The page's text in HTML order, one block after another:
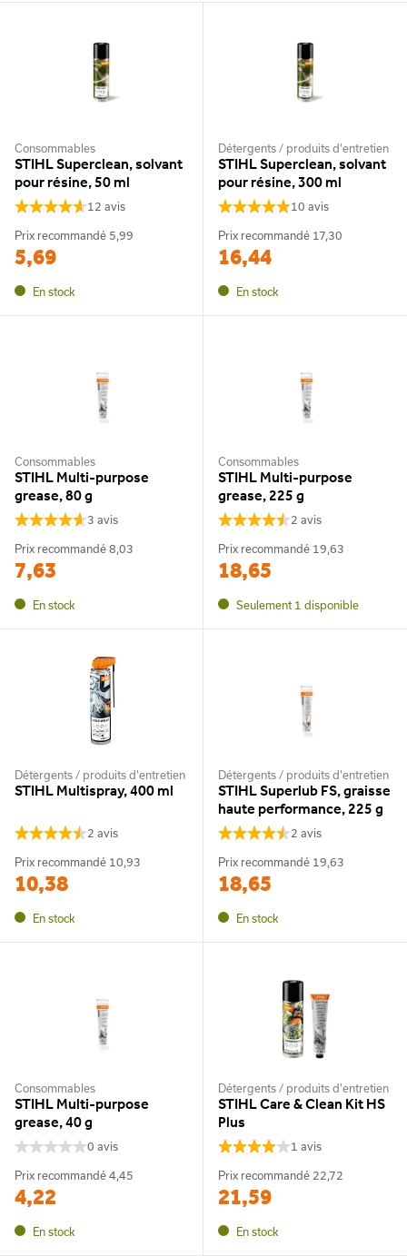
Consommables
STIHL Superclean, solvant
pour résine, 50 ml
12 avis
Prix recommandé 5,99
5,69
En stock
Détergents / produits d'entretien
STIHL Superclean, solvant
pour résine, 300 ml
10 avis
Prix recommandé 17,30
16,44
En stock
Consommables
STIHL Multi-purpose
grease, 80 g
3 avis
Prix recommandé 8,03
7,63
En stock
Consommables
STIHL Multi-purpose
grease, 225 g
2 avis
Prix recommandé 19,63
18,65
Seulement 1 disponible
Détergents / produits d'entretien
STIHL Multispray, 400 ml
2 avis
Prix recommandé 10,93
10,38
En stock
Détergents / produits d'entretien
STIHL Superlub FS, graisse
haute performance, 225 g
2 avis
Prix recommandé 19,63
18,65
En stock
Consommables
STIHL Multi-purpose
grease, 40 g
0 avis
Prix recommandé 4,45
4,22
En stock
Détergents / produits d'entretien
STIHL Care & Clean Kit HS
Plus
1 avis
Prix recommandé 22,72
21,59
En stock